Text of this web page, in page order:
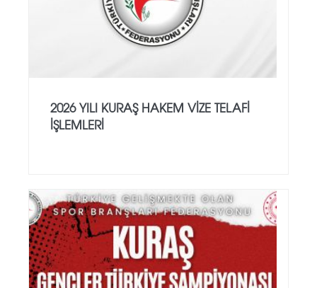
2026 YILI KURAŞ HAKEM VİZE TELAFİ
İŞLEMLERİ